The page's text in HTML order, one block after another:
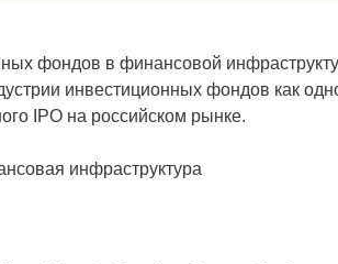
фондов в финансовой
инвестиционных фондов как
IPO на российском рынке.
инфраструктура